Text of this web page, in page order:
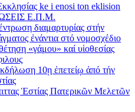
ke i enosi ton eklision
Ε.Π.Μ.
διαμαρτυρίας στήν
ἐνάντια στό νομοσχέδιο
«γάμου» καί υἱοθεσίας
10ῃ ἐπετείῳ ἀπό τήν
Ἑστίας Πατερικῶν Μελετῶν